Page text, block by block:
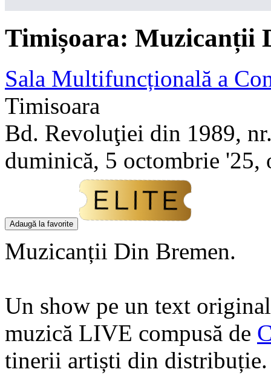
Timișoara: Muzicanții
Sala Multifuncțională a
Timisoara
Bd. Revoluţiei din 1989,
duminică, 5 octombrie '25,
Adaugă la favorite
Muzicanții Din Bremen.
Un show pe un text
muzică LIVE compusă de
tinerii artiști din